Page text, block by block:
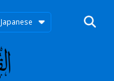
Japanese